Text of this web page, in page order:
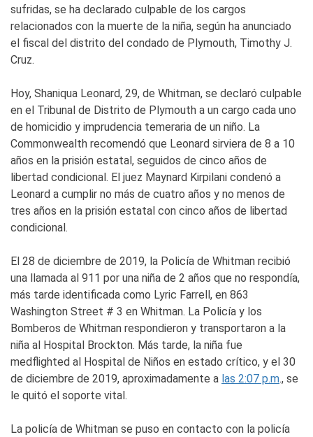
sufridas, se ha declarado culpable de los cargos
relacionados con la muerte de la niña, según ha anunciado
el fiscal del distrito del condado de Plymouth, Timothy J.
Cruz.
Hoy, Shaniqua Leonard, 29, de Whitman, se declaró culpable
en el Tribunal de Distrito de Plymouth a un cargo cada uno
de homicidio y imprudencia temeraria de un niño. La
Commonwealth recomendó que Leonard sirviera de 8 a 10
años en la prisión estatal, seguidos de cinco años de
libertad condicional. El juez Maynard Kirpilani condenó a
Leonard a cumplir no más de cuatro años y no menos de
tres años en la prisión estatal con cinco años de libertad
condicional.
El 28 de diciembre de 2019, la Policía de Whitman recibió
una llamada al 911 por una niña de 2 años que no respondía,
más tarde identificada como Lyric Farrell, en 863
Washington Street # 3 en Whitman. La Policía y los
Bomberos de Whitman respondieron y transportaron a la
niña al Hospital Brockton. Más tarde, la niña fue
medflighted al Hospital de Niños en estado crítico, y el 30
de diciembre de 2019, aproximadamente a las 2:07 p.m., se
le quitó el soporte vital.
La policía de Whitman se puso en contacto con la policía